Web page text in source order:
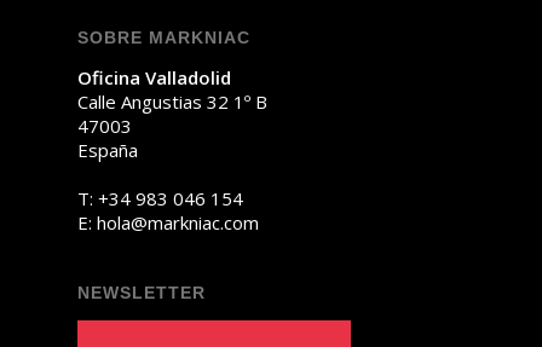
SOBRE MARKNIAC
Oficina Valladolid
Calle Angustias 32 1º B
47003
España
T: +34 983 046 154
E:
moc.c
ainkr
am@al
oh
NEWSLETTER